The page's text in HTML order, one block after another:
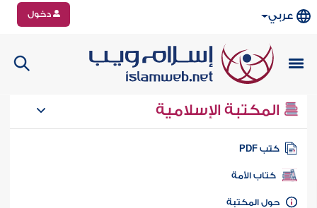
عربي دخول
المكتبة الإسلامية
كتب PDF
كتاب الأمة